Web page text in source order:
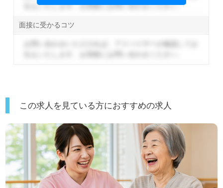
伝えいたします。お気軽にお問い合わせください。
面接に受かるコツ
この求人を見ている方におすすめの求人